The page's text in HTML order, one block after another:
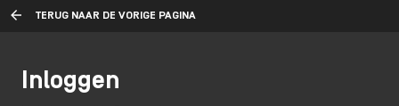
TERUG NAAR DE VORIGE PAGINA
Inloggen